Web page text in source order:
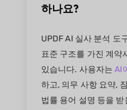
하나요?
UPDF AI 실사 분석 도
표준 구조를 가진 계약
있습니다. 사용자는AI
하고, 의무 사항 요약,
법률 용어 설명 등을